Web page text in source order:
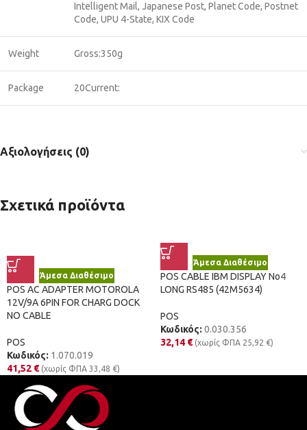
Intelligent Mail, Japanese Post, Planet Code, Postnet
Code, UPU 4-State, KIX Code
Weight Gross:350g
Package 20Current:
Αξιολογήσεις (0)
Σχετικά προϊόντα
Άμεσα Διαθέσιμο
POS AC ADAPTER MOTOROLA
12V/9A 6PIN FOR CHARG DOCK
NO CABLE
POS
Κωδικός: 1.070.019
41,52 € (χωρίς ΦΠΑ 33,48 €)
Άμεσα Διαθέσιμο
POS CABLE IBM DISPLAY No4
LONG RS485 (42M5634)
POS
Κωδικός: 0.030.356
32,14 € (χωρίς ΦΠΑ 25,92 €)